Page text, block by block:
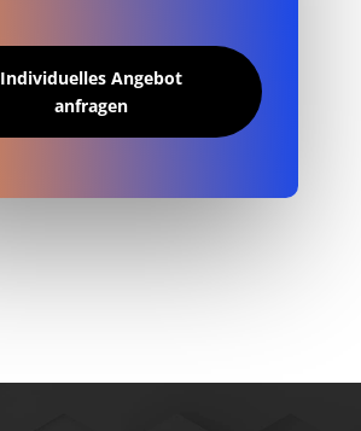
Individuelles Angebot
anfragen